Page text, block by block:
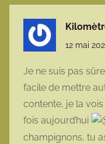
12 mai
Je ne suis pas
facile de mettre
contente, je la
fois aujourd’hui
champignons, tu